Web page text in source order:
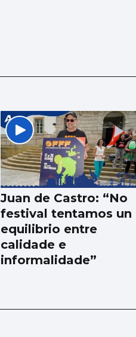
Juan de Castro: “No
festival tentamos un
equilibrio entre
calidade e
informalidade”